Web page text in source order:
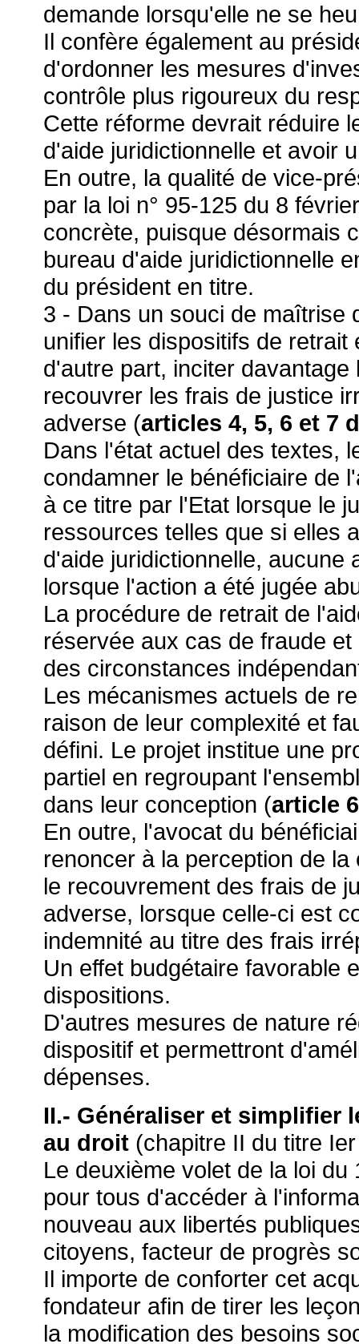
demande lorsqu'elle ne se
Il confère également au
d'ordonner les mesures
contrôle plus rigoureux du
Cette réforme devrait réduire
d'aide juridictionnelle et avoir
En outre, la qualité de vice-
par la loi n° 95-125 du 8
concrète, puisque désormais
bureau d'aide juridictionnelle
du président en titre.
3 - Dans un souci de maîtrise
unifier les dispositifs de
d'autre part, inciter
recouvrer les frais de justice
adverse (articles 4, 5, 6 et 7
Dans l'état actuel des textes,
condamner le bénéficiaire de
à ce titre par l'Etat lorsque le
ressources telles que si elles
d'aide juridictionnelle, aucune
lorsque l'action a été jugée
La procédure de retrait de
réservée aux cas de fraude
des circonstances
Les mécanismes actuels de
raison de leur complexité et
défini. Le projet institue une
partiel en regroupant
dans leur conception (article
En outre, l'avocat du
renoncer à la perception de
le recouvrement des frais de
adverse, lorsque celle-ci est
indemnité au titre des frais
Un effet budgétaire favorable
dispositions.
D'autres mesures de nature
dispositif et permettront
dépenses.
II.- Généraliser et simplifier
au droit (chapitre II du titre
Le deuxième volet de la loi
pour tous d'accéder à
nouveau aux libertés
citoyens, facteur de progrès
Il importe de conforter cet
fondateur afin de tirer les
la modification des besoins